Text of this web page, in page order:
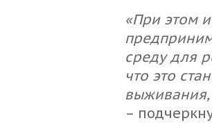
«При этом
среду для
что это
–